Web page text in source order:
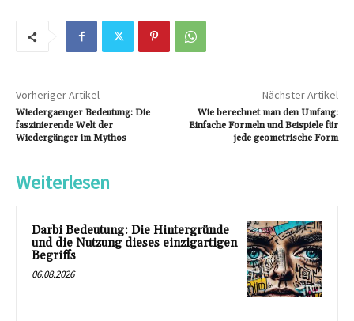
Vorheriger Artikel
Wiedergaenger Bedeutung: Die
faszinierende Welt der
Wiedergänger im Mythos
Nächster Artikel
Wie berechnet man den Umfang:
Einfache Formeln und Beispiele für
jede geometrische Form
Weiterlesen
Darbi Bedeutung: Die Hintergründe
und die Nutzung dieses einzigartigen
Begriffs
06.08.2026